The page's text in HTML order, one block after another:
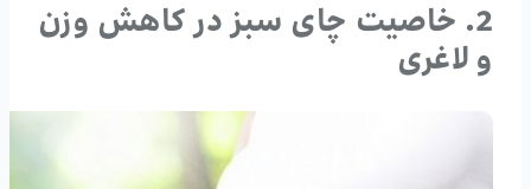
2. خاصیت چای سبز در کاهش وزن
و لاغری